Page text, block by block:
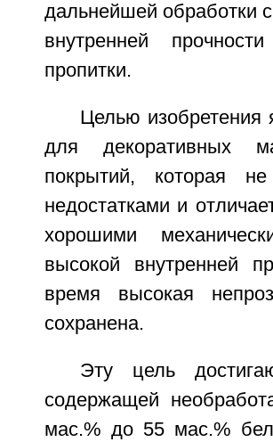
дальнейшей обработки
внутренней
пропитки.
Целью изобретения
для декоративных
покрытий, которая
недостатками и
хорошими
высокой внутренней
время высокая
сохранена.
Эту цель
содержащей
мас.% до 55 мас.%